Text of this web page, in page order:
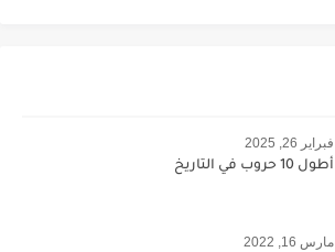
فبراير 26, 2025
أطول 10 حروب في التاريخ
مارس 16, 2022